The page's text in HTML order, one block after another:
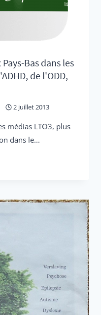
Bas dans les
de l'ODD,
2 juillet 2013
médias LTO3, plus
dans le...